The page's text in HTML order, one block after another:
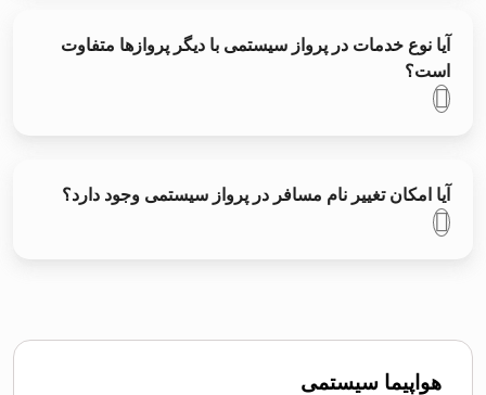
آیا نوع خدمات در پرواز سیستمی با دیگر پروازها متفاوت
است؟
آیا امکان تغییر نام مسافر در پرواز سیستمی وجود دارد؟
هواپیما سیستمی